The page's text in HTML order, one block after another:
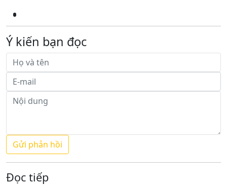
Ý kiến bạn đọc
Đọc tiếp